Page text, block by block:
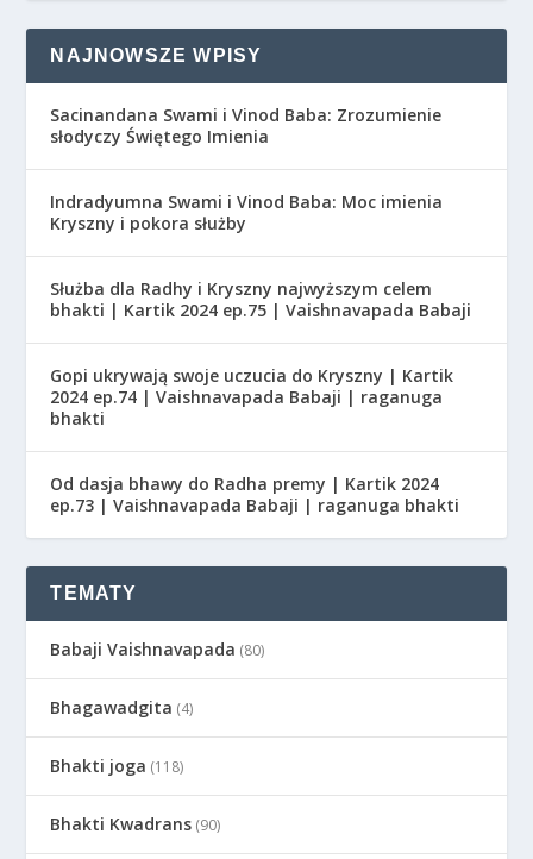
NAJNOWSZE WPISY
Sacinandana Swami i Vinod Baba: Zrozumienie
słodyczy Świętego Imienia
Indradyumna Swami i Vinod Baba: Moc imienia
Kryszny i pokora służby
Służba dla Radhy i Kryszny najwyższym celem
bhakti | Kartik 2024 ep.75 | Vaishnavapada Babaji
Gopi ukrywają swoje uczucia do Kryszny | Kartik
2024 ep.74 | Vaishnavapada Babaji | raganuga
bhakti
Od dasja bhawy do Radha premy | Kartik 2024
ep.73 | Vaishnavapada Babaji | raganuga bhakti
TEMATY
Babaji Vaishnavapada (80)
Bhagawadgita (4)
Bhakti joga (118)
Bhakti Kwadrans (90)